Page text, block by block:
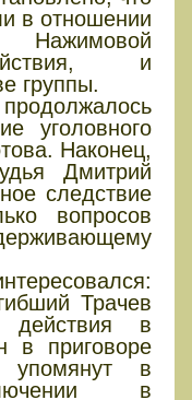
в отношении
и
группы.
уголовного
Наконец,
Дмитрий
следствие
вопросов
Трачев
действия в
в приговоре
в
в